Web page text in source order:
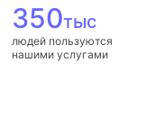
350тыс
людей пользуются
нашими услугами